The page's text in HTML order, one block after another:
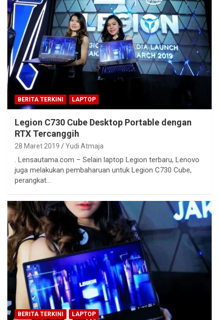
BERITA TERKINI LAPTOP
Legion C730 Cube Desktop Portable dengan
RTX Tercanggih
28 Maret 2019 Yudi Atmaja
. Lensautama.com – Selain laptop Legion terbaru, Lenovo
juga melakukan pembaharuan untuk Legion C730 Cube,
perangkat…
BERITA TERKINI LAPTOP